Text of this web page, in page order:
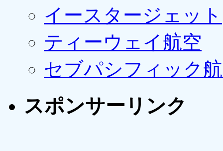
イースタージェット
ティーウェイ航空
セブパシフィック
スポンサーリンク